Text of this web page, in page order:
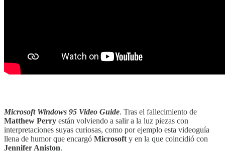
Microsoft Windows 95 Video Guide. Tras el fallecimiento de
Matthew Perry están volviendo a salir a la luz piezas con
interpretaciones suyas curiosas, como por ejemplo esta videoguía
llena de humor que encargó Microsoft y en la que coincidió con
Jennifer Aniston.